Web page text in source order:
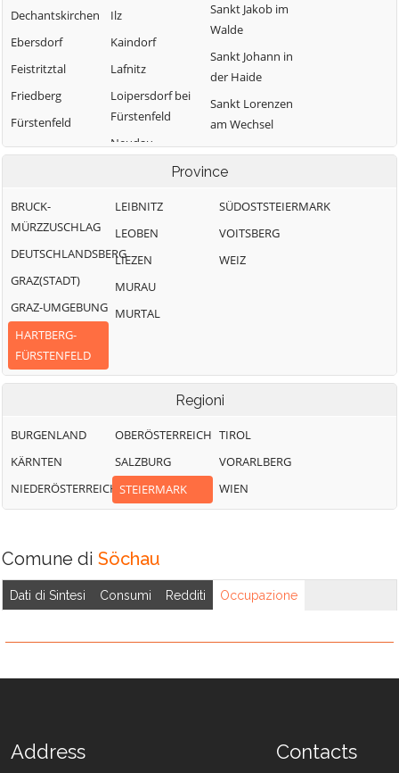
Dechantskirchen
Ebersdorf
Feistritztal
Friedberg
Fürstenfeld
Grafendorf bei
Großsteinbach
Ilz
Kaindorf
Lafnitz
Loipersdorf bei
Fürstenfeld
Neudau
Ottendorf an der
Sankt Jakob im
Walde
Sankt Johann in
der Haide
Sankt Lorenzen
am Wechsel
Schäffern
Söchau
Stubenberg
Vorau
Waldbach-
Province
BRUCK-
MÜRZZUSCHLAG
DEUTSCHLANDSBERG
GRAZ(STADT)
GRAZ-UMGEBUNG
HARTBERG-
FÜRSTENFELD
LEIBNITZ
LEOBEN
LIEZEN
MURAU
MURTAL
SÜDOSTSTEIERMARK
VOITSBERG
WEIZ
Regioni
BURGENLAND
KÄRNTEN
NIEDERÖSTERREICH
OBERÖSTERREICH
SALZBURG
STEIERMARK
TIROL
VORARLBERG
WIEN
Comune di Söchau
Dati di Sintesi Consumi Redditi Occupazione
Address Contacts